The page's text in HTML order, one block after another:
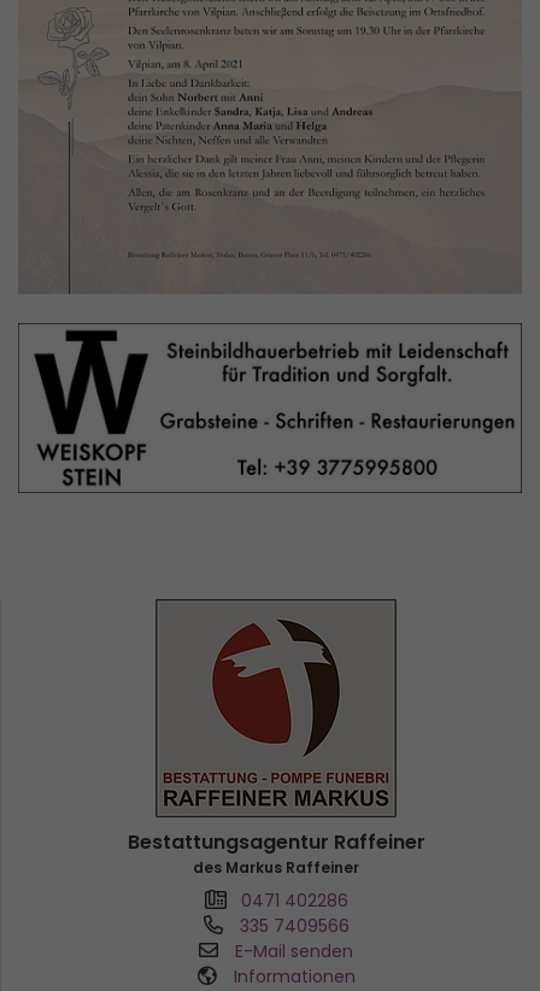
Bestattungsagentur Raffeiner
des Markus Raffeiner
0471 402286
335 7409566
E-Mail senden
Informationen